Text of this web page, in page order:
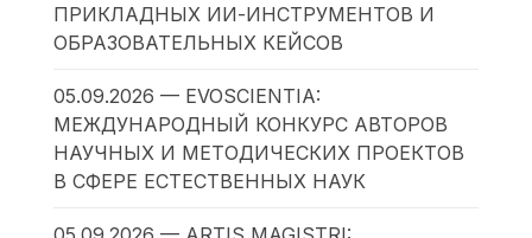
ПРИКЛАДНЫХ ИИ-ИНСТРУМЕНТОВ И
ОБРАЗОВАТЕЛЬНЫХ КЕЙСОВ
05.09.2026 — EVOSCIENTIA:
МЕЖДУНАРОДНЫЙ КОНКУРС АВТОРОВ
НАУЧНЫХ И МЕТОДИЧЕСКИХ ПРОЕКТОВ
В СФЕРЕ ЕСТЕСТВЕННЫХ НАУК